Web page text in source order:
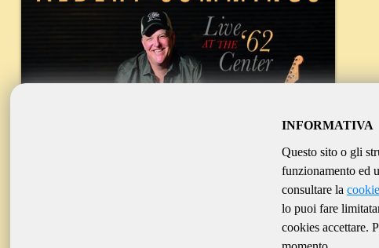
INFORMATIVA
Questo sito o gli
funzionamento ed
consultare la
lo puoi fare
cookies accettare.